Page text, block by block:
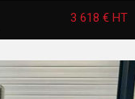
3 618 € HT